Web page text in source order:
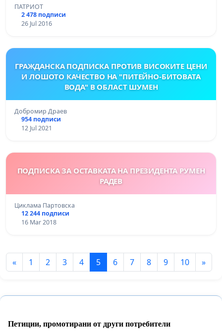
ПАТРИОТ
2 478 подписи
26 Jul 2016
ГРАЖДАНСКА ПОДПИСКА ПРОТИВ ВИСОКИТЕ ЦЕНИ
И ЛОШОТО КАЧЕСТВО НА "ПИТЕЙНО-БИТОВАТА
ВОДА" В ОБЛАСТ ШУМЕН
Добромир Драев
954 подписи
12 Jul 2021
ПОДПИСКА ЗА ОСТАВКАТА НА ПРЕЗИДЕНТА РУМЕН
РАДЕВ
Циклама Партовска
12 244 подписи
16 Mar 2018
« 1 2 3 4 5 6 7 8 9 10 »
Петиции, промотирани от други потребители